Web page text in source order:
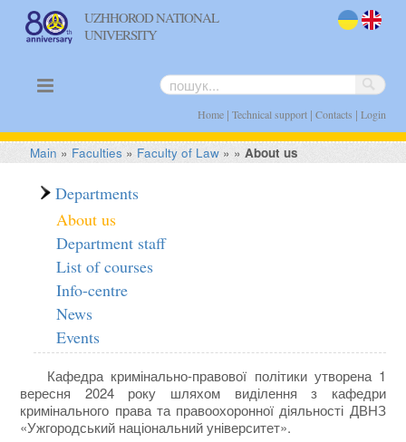
UZHHOROD NATIONAL
UNIVERSITY
Home| Technical support| Contacts | Login
Main » Faculties » Faculty of Law » »About us
Departments
About us
Department staff
List of courses
Info-centre
News
Events
Кафедра кримінально-правової політики утворена 1
вересня 2024 року шляхом виділення з кафедри
кримінального права та правоохоронної діяльності ДВНЗ
«Ужгородський національний університет».